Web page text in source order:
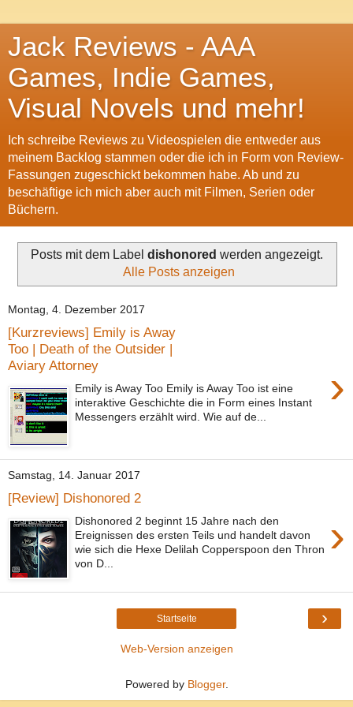
Jack Reviews - AAA
Games, Indie Games,
Visual Novels und mehr!
Ich schreibe Reviews zu Videospielen die entweder aus
meinem Backlog stammen oder die ich in Form von Review-
Fassungen zugeschickt bekommen habe. Ab und zu
beschäftige ich mich aber auch mit Filmen, Serien oder
Büchern.
Posts mit dem Label dishonored werden angezeigt.
Alle Posts anzeigen
Montag, 4. Dezember 2017
[Kurzreviews] Emily is Away
Too | Death of the Outsider |
Aviary Attorney
›
Emily is Away Too Emily is Away Too ist eine
interaktive Geschichte die in Form eines Instant
Messengers erzählt wird. Wie auf de...
Samstag, 14. Januar 2017
[Review] Dishonored 2
›
Dishonored 2 beginnt 15 Jahre nach den
Ereignissen des ersten Teils und handelt davon
wie sich die Hexe Delilah Copperspoon den Thron
von D...
›
Startseite
Web-Version anzeigen
Powered by Blogger.